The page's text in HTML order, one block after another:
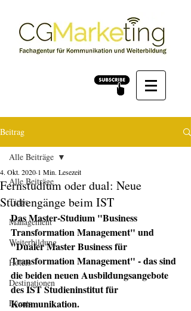
Beitrag
Alle Beiträge
Tipps
Management
Weiterbildung
Hotels
Destinationen
Events
Alle Beiträge
Fernstudium oder dual: Neue
Studiengänge beim IST
4. Okt. 2020 1 Min. Lesezeit
Das Master-Studium "Business
Transformation Management" und
"Dualer Master Business für
Transformation Management" - das sind
die beiden neuen Ausbildungsangebote
des IST Studieninstitut für
Kommunikation.